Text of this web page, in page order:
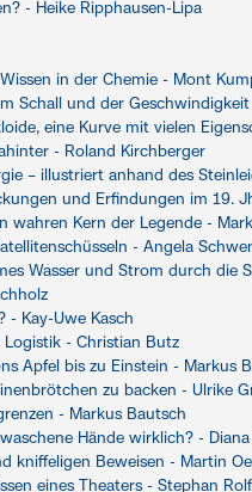
- Heike Ripphausen-Lipa
in der Chemie - Mont
Schall und der
eine Kurve mit vielen
- Roland Kirchberger
– illustriert anhand des
und Erfindungen im 19.
wahren Kern der Legende -
- Angela
Wasser und Strom durch die
- Kay-Uwe Kasch
Logistik - Christian Butz
Apfel bis zu Einstein - Markus
zu backen - Ulrike
- Markus Bautsch
Hände wirklich? -
kniffeligen Beweisen - Martin
eines Theaters - Stephan